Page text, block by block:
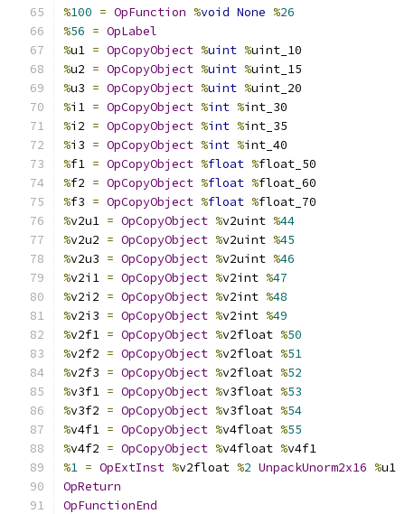
%100 = OpFunction %void None %26
%56 = OpLabel
%u1 = OpCopyObject %uint %uint_10
%u2 = OpCopyObject %uint %uint_15
%u3 = OpCopyObject %uint %uint_20
%i1 = OpCopyObject %int %int_30
%i2 = OpCopyObject %int %int_35
%i3 = OpCopyObject %int %int_40
%f1 = OpCopyObject %float %float_50
%f2 = OpCopyObject %float %float_60
%f3 = OpCopyObject %float %float_70
%v2u1 = OpCopyObject %v2uint %44
%v2u2 = OpCopyObject %v2uint %45
%v2u3 = OpCopyObject %v2uint %46
%v2i1 = OpCopyObject %v2int %47
%v2i2 = OpCopyObject %v2int %48
%v2i3 = OpCopyObject %v2int %49
%v2f1 = OpCopyObject %v2float %50
%v2f2 = OpCopyObject %v2float %51
%v2f3 = OpCopyObject %v2float %52
%v3f1 = OpCopyObject %v3float %53
%v3f2 = OpCopyObject %v3float %54
%v4f1 = OpCopyObject %v4float %55
%v4f2 = OpCopyObject %v4float %v4f1
%1 = OpExtInst %v2float %2 UnpackUnorm2x16 %u1
OpReturn
OpFunctionEnd